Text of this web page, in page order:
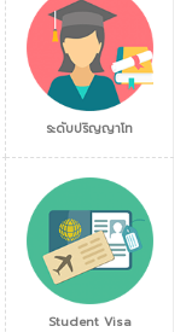
ระดับปริญญาโท
Student Visa